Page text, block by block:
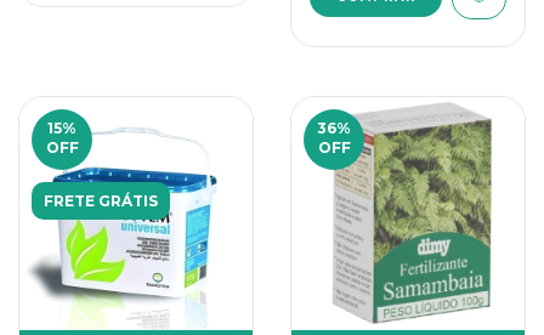
15%
OFF
FRETE GRÁTIS
36%
OFF